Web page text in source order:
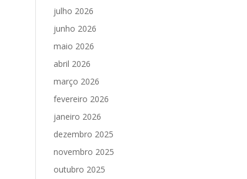
julho 2026
junho 2026
maio 2026
abril 2026
março 2026
fevereiro 2026
janeiro 2026
dezembro 2025
novembro 2025
outubro 2025